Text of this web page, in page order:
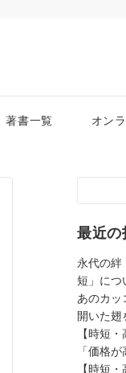
著書一覧 オン
最近の
永代の
短」につ
あのカッ
開いた翅
【時短
「価格
【時短